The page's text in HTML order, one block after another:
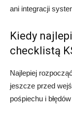
ani integracji
Kiedy
checklistą
Najlepiej
jeszcze przed
pośpiechu i